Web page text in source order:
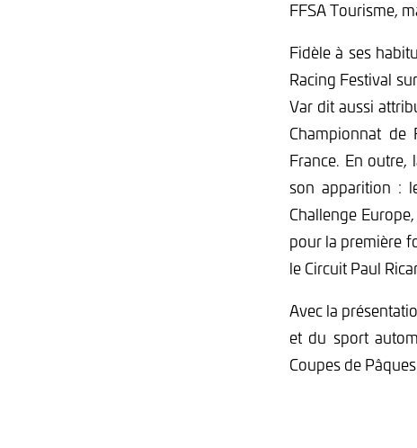
FFSA Tourisme,
Fidèle à ses
Racing Festival
Var dit aussi
Championnat de
France. En outre,
son apparition :
Challenge
pour la première
le Circuit Paul
Avec la
et du sport
Coupes de